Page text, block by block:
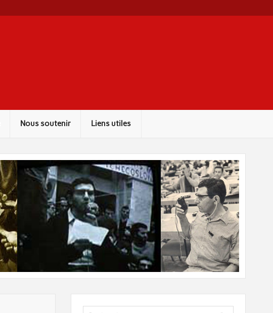
Nous soutenir Liens utiles